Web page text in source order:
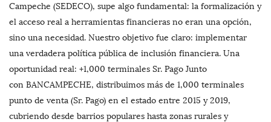
Campeche (SEDECO), supe algo fundamental: la formalización y
el acceso real a herramientas financieras no eran una opción,
sino una necesidad. Nuestro objetivo fue claro: implementar
una verdadera política pública de inclusión financiera. Una
oportunidad real: +1,000 terminales Sr. Pago Junto
con BANCAMPECHE, distribuimos más de 1,000 terminales
punto de venta (Sr. Pago) en el estado entre 2015 y 2019,
cubriendo desde barrios populares hasta zonas rurales y